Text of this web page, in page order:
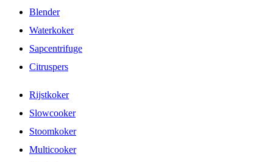
Blender
Waterkoker
Sapcentrifuge
Citruspers
Rijstkoker
Slowcooker
Stoomkoker
Multicooker